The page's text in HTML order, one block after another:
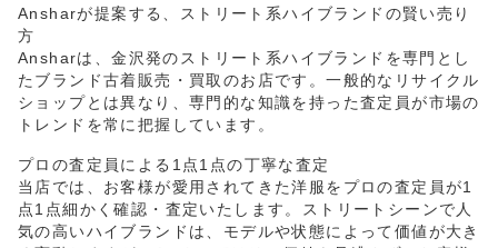
Ansharが提案する、ストリート系ハイブランドの賢い売り
方
Ansharは、金沢発のストリート系ハイブランドを専門とし
たブランド古着販売・買取のお店です。一般的なリサイクル
ショップとは異なり、専門的な知識を持った査定員が市場の
トレンドを常に把握しています。
プロの査定員による1点1点の丁寧な査定
当店では、お客様が愛用されてきた洋服をプロの査定員が1
点1点細かく確認・査定いたします。ストリートシーンで人
気の高いハイブランドは、モデルや状態によって価値が大き